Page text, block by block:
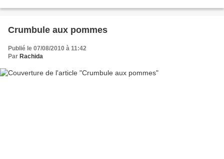
Crumbule aux pommes
Publié le 07/08/2010 à 11:42
Par Rachida